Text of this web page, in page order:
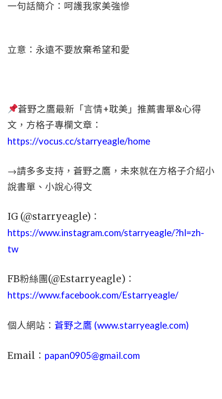
一句話簡介：呵護我家美強慘
立意：永遠不要放棄希望和愛
蒼野之鷹最新「言情+耽美」推薦書單&心得
文，方格子專欄文章：
https://vocus.cc/starryeagle/home
→請多多支持，蒼野之鷹，未來就在方格子介紹小
說書單、小說心得文
IG (@starryeagle)：
https://www.instagram.com/starryeagle/?hl=zh-
tw
FB粉絲團(@Estarryeagle)：
https://www.facebook.com/Estarryeagle/
個人網站： 蒼野之鷹 (www.starryeagle.com)
Email： papan0905@gmail.com